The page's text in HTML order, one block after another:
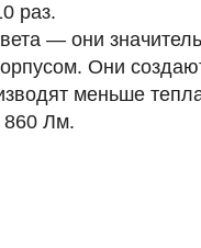
раз.
— они
Они
меньше
860 Лм.